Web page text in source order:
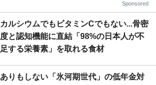
Sponsored
カルシウムでもビタミンCでもない...骨密
度と認知機能に直結「98%の日本人が不
足する栄養素」を取れる食材
ありもしない「氷河期世代」の低年金対